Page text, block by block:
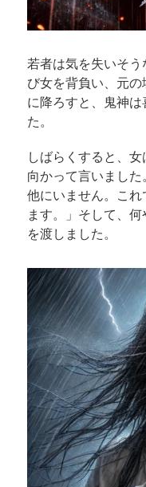
若者は気を失いそ
び女を背負い、元
に降ろすと、鬼神
た。
しばらくすると、
向かって言いまし
他にいません。こ
ます。」そして、
を渡しました。